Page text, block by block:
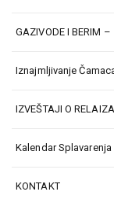
GAZIVODE I BERIM
Iznajmljivanje
IZVEŠTAJI O
Kalendar
KONTAKT